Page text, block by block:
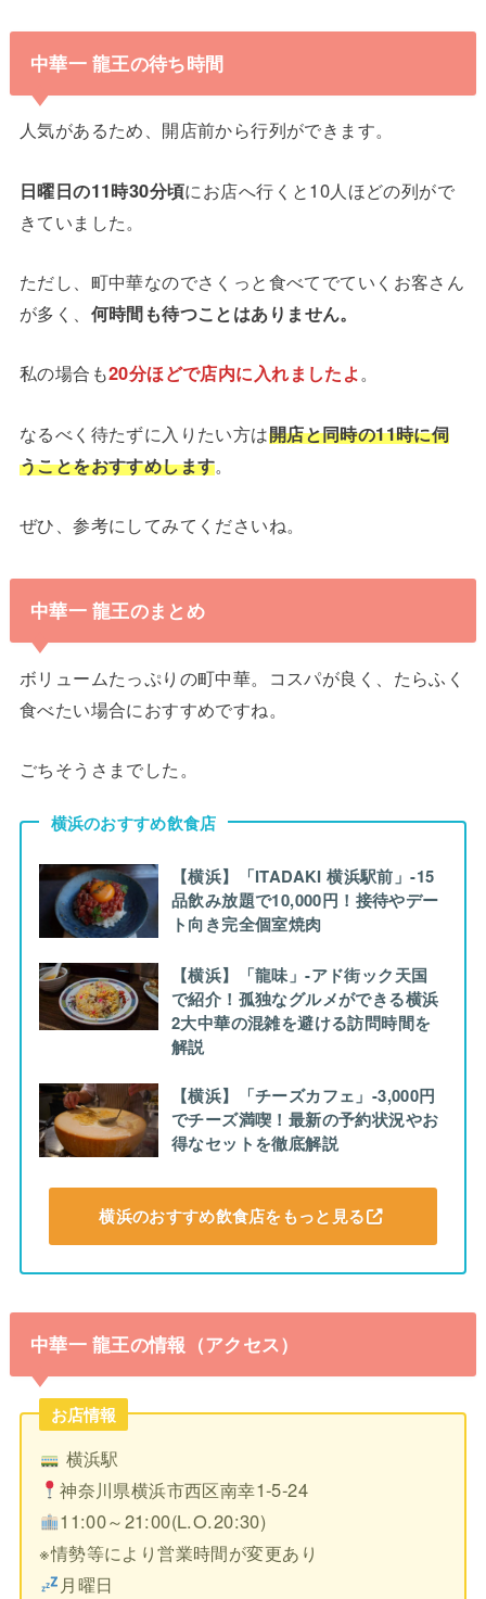
中華一 龍王の待ち時間
人気があるため、開店前から行列ができます。
日曜日の11時30分頃にお店へ行くと10人ほどの列がで
きていました。
ただし、町中華なのでさくっと食べてでていくお客さん
が多く、 何時間も待つことはありません。
私の場合も20分ほどで店内に入れましたよ。
なるべく待たずに入りたい方は開店と同時の11時に伺
うことをおすすめします。
ぜひ、参考にしてみてくださいね。
中華一 龍王のまとめ
ボリュームたっぷりの町中華。コスパが良く、たらふく
食べたい場合におすすめですね。
ごちそうさまでした。
横浜のおすすめ飲食店
【横浜】「ITADAKI 横浜駅前」-15
品飲み放題で10,000円！接待やデー
ト向き完全個室焼肉
【横浜】「龍味」-アド街ック天国
で紹介！孤独なグルメができる横浜
2大中華の混雑を避ける訪問時間を
解説
【横浜】「チーズカフェ」-3,000円
でチーズ満喫！最新の予約状況やお
得なセットを徹底解説
横浜のおすすめ飲食店をもっと見る
中華一 龍王の情報（アクセス）
お店情報
横浜駅
神奈川県横浜市西区南幸1-5-24
11:00～21:00(L.O.20:30)
※情勢等により営業時間が変更あり
月曜日